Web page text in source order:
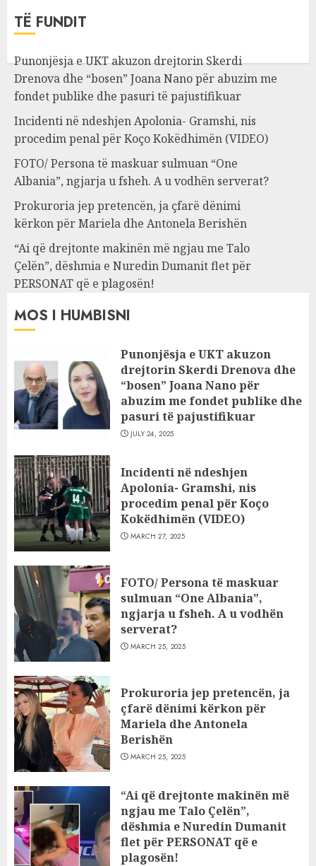
TË FUNDIT
Punonjësja e UKT akuzon drejtorin Skerdi
Drenova dhe “bosen” Joana Nano për abuzim me
fondet publike dhe pasuri të pajustifikuar
Incidenti në ndeshjen Apolonia- Gramshi, nis
procedim penal për Koço Kokëdhimën (VIDEO)
FOTO/ Persona të maskuar sulmuan “One
Albania”, ngjarja u fsheh. A u vodhën serverat?
Prokuroria jep pretencën, ja çfarë dënimi
kërkon për Mariela dhe Antonela Berishën
“Ai që drejtonte makinën më ngjau me Talo
Çelën”, dëshmia e Nuredin Dumanit flet për
PERSONAT që e plagosën!
MOS I HUMBISNI
Punonjësja e UKT akuzon
drejtorin Skerdi Drenova dhe
“bosen” Joana Nano për
abuzim me fondet publike dhe
pasuri të pajustifikuar
JULY 24, 2025
Incidenti në ndeshjen
Apolonia- Gramshi, nis
procedim penal për Koço
Kokëdhimën (VIDEO)
MARCH 27, 2025
FOTO/ Persona të maskuar
sulmuan “One Albania”,
ngjarja u fsheh. A u vodhën
serverat?
MARCH 25, 2025
Prokuroria jep pretencën, ja
çfarë dënimi kërkon për
Mariela dhe Antonela
Berishën
MARCH 25, 2025
“Ai që drejtonte makinën më
ngjau me Talo Çelën”,
dëshmia e Nuredin Dumanit
flet për PERSONAT që e
plagosën!